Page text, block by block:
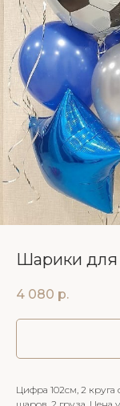
Шарики
4 080 р.
Цифра 102см, 2